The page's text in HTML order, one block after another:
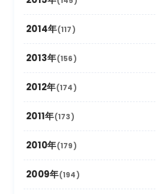
2024年2月
2023年3月
2023年2月
2022年4月
2022年3月
2022年2月
2021年5月
2021年4月
2021年3月
2021年2月
2020年7月
2020年6月
2020年5月
2020年4月
2020年3月
2020年2月
2019年7月
2019年6月
2019年5月
2019年4月
2019年3月
2019年2月
2018年9月
2018年7月
2018年6月
2018年5月
2018年4月
2018年3月
2018年2月
2017年10月
2017年9月
2017年7月
2017年6月
2017年5月
2017年4月
2016年11月
2016年10月
2016年9月
2016年7月
2016年6月
2016年5月
2015年12月
2015年11月
2015年10月
2015年9月
2015年7月
2015年6月
2014年(117)
2014年12月
2014年11月
2014年10月
2014年9月
2014年7月
2013年(156)
2013年12月
2013年11月
2013年10月
2013年9月
2012年(174)
2012年12月
2012年11月
2012年10月
2012年9月
2011年(173)
2011年12月
2011年11月
2010年(179)
2010年12月
2009年(194)